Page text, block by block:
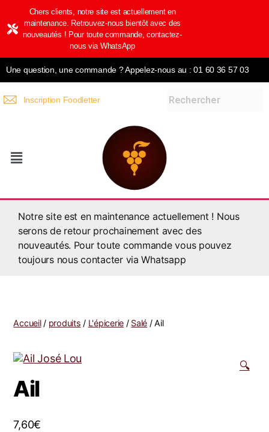
Chers clients, notre site est actuellement en
maintenance. Retrouvez-nous bientôt avec des
nouveautés ! Pour toute commande, contactez-
nous via WhatsApp
Une question, une commande ? Appelez-nous au : 01 60 36 57 03
Inscription Foodletter
Notre site est en maintenance actuellement ! Nous
serons de retour prochainement avec des
nouveautés. Pour toute commande vous pouvez
toujours nous contacter via Whatsapp
Accueil/ produits / L'épicerie / Salé / Ail
🔍
Ail
7,60€